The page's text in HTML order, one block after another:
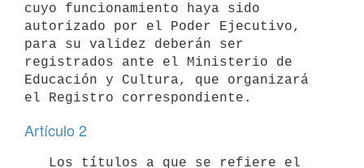
cuyo funcionamiento haya sido
autorizado por el Poder Ejecutivo,
para su validez deberán ser
registrados ante el Ministerio de
Educación y Cultura, que organizará
el Registro correspondiente.
Artículo 2